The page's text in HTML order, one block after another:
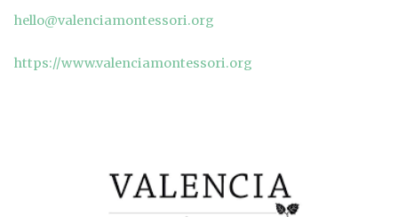
hello@valenciamontessori.org
https://www.valenciamontessori.org